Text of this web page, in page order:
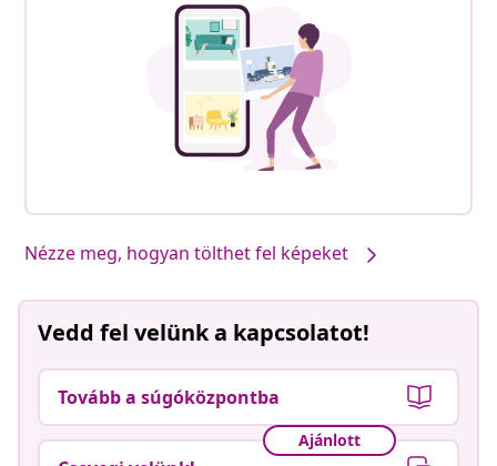
Nézze meg, hogyan tölthet fel képeket
Vedd fel velünk a kapcsolatot!
Tovább a súgóközpontba
Ajánlott